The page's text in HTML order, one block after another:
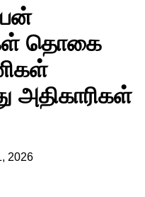
தொகை
அதிகாரிகள்
2026